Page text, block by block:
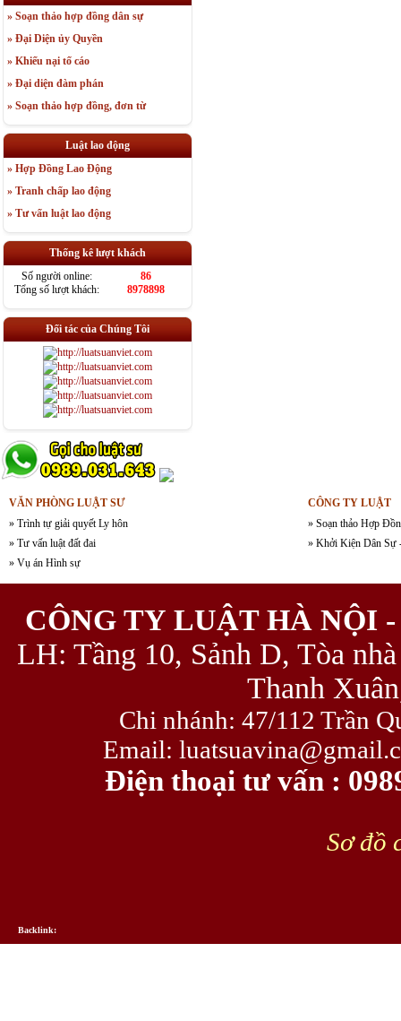
» Soạn thảo hợp đồng dân sự
» Đại Diện ủy Quyền
» Khiếu nại tố cáo
» Đại diện đàm phán
» Soạn thảo hợp đồng, đơn từ
Luật lao động
» Hợp Đồng Lao Động
» Tranh chấp lao động
» Tư vấn luật lao động
Thống kê lượt khách
Số người online:
86
Tổng số lượt khách:
8978898
Đối tác của Chúng Tôi
VĂN PHÒNG LUẬT SƯ
» Trình tự giải quyết Ly hôn
» Tư vấn luật đất đai
» Vụ án Hình sự
CÔNG TY LUẬT
» Soạn thảo Hợp
» Khởi Kiện Dân Sự
CÔNG TY LUẬT HÀ NỘI
LH: Tầng 10, Sảnh D, Tòa
Thanh
Chi nhánh: 47/112 Trần
Email:
Điện thoại tư vấn :
Sơ đồ
Backlink: